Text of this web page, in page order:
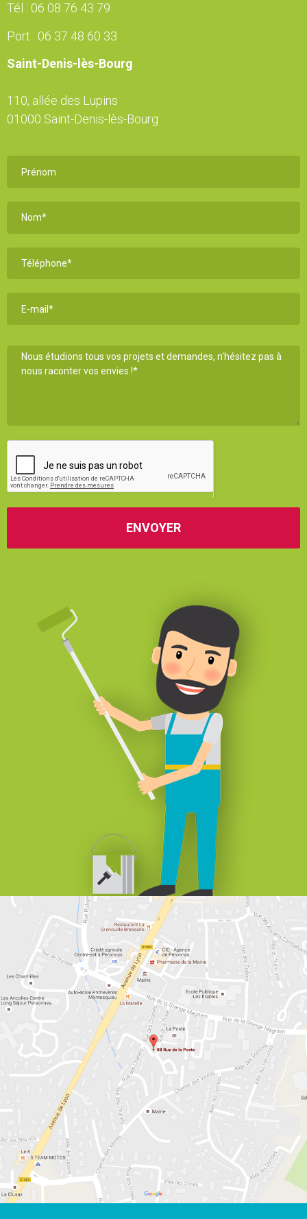
Tél : 06 08 76 43 79
Port : 06 37 48 60 33
Saint-Denis-lès-Bourg
110, allée des Lupins
01000 Saint-Denis-lès-Bourg